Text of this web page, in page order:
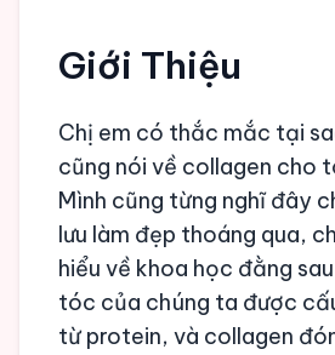
Giới Thiệu
Chị em có thắc mắc tại
cũng nói về collagen cho
Mình cũng từng nghĩ đây
lưu làm đẹp thoáng qua,
hiểu về khoa học đằng
tóc của chúng ta được
từ protein, và collagen